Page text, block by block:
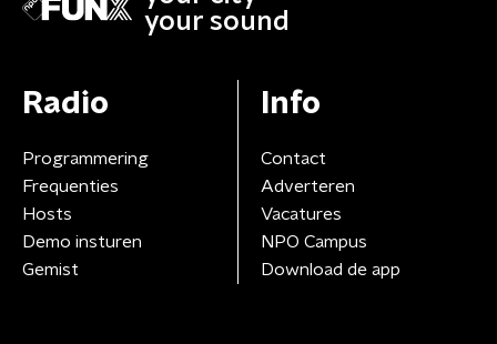
your sound
Radio
Programmering
Frequenties
Hosts
Demo insturen
Gemist
Info
Contact
Adverteren
Vacatures
NPO Campus
Download de app